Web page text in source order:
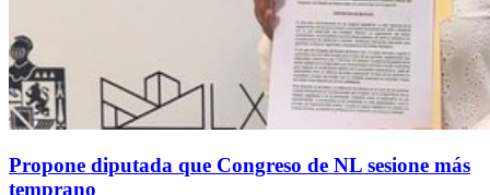
Propone diputada que Congreso de NL sesione más
temprano